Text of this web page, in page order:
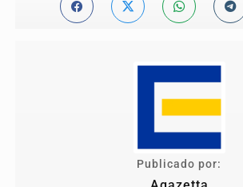
Publicado por: